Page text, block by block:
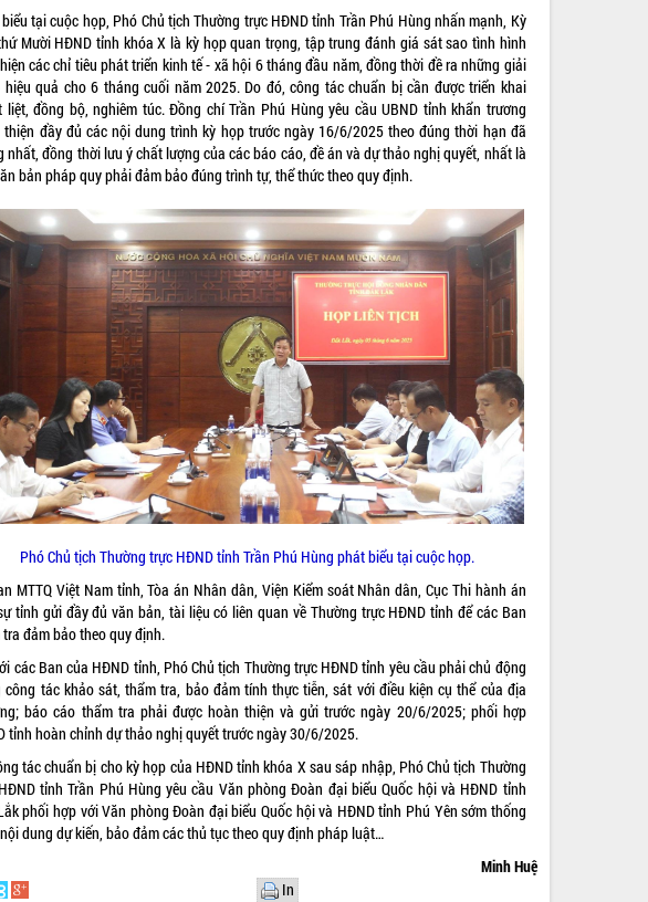
tại cuộc họp, Phó Chủ tịch Thường trực HĐND tỉnh Trần Phú Hùng nhấn mạnh, Kỳ
Mười HĐND tỉnh khóa X là kỳ họp quan trọng, tập trung đánh giá sát sao tình hình
các chỉ tiêu phát triển kinh tế - xã hội 6 tháng đầu năm, đồng thời đề ra những giải
hiệu quả cho 6 tháng cuối năm 2025. Do đó, công tác chuẩn bị cần được triển khai
liệt, đồng bộ, nghiêm túc. Đồng chí Trần Phú Hùng yêu cầu UBND tỉnh khẩn trương
thiện đầy đủ các nội dung trình kỳ họp trước ngày 16/6/2025 theo đúng thời hạn đã
nhất, đồng thời lưu ý chất lượng của các báo cáo, đề án và dự thảo nghị quyết, nhất là
bản pháp quy phải đảm bảo đúng trình tự, thể thức theo quy định.
Phó Chủ tịch Thường trực HĐND tỉnh Trần Phú Hùng phát biểu tại cuộc họp.
MTTQ Việt Nam tỉnh, Tòa án Nhân dân, Viện Kiểm soát Nhân dân, Cục Thi hành án
tỉnh gửi đầy đủ văn bản, tài liệu có liên quan về Thường trực HĐND tỉnh để các Ban
đảm bảo theo quy định.
các Ban của HĐND tỉnh, Phó Chủ tịch Thường trực HĐND tỉnh yêu cầu phải chủ động
công tác khảo sát, thẩm tra, bảo đảm tính thực tiễn, sát với điều kiện cụ thể của địa
báo cáo thẩm tra phải được hoàn thiện và gửi trước ngày 20/6/2025; phối hợp
tỉnh hoàn chỉnh dự thảo nghị quyết trước ngày 30/6/2025.
tác chuẩn bị cho kỳ họp của HĐND tỉnh khóa X sau sáp nhập, Phó Chủ tịch Thường
tỉnh Trần Phú Hùng yêu cầu Văn phòng Đoàn đại biểu Quốc hội và HĐND tỉnh
phối hợp với Văn phòng Đoàn đại biểu Quốc hội và HĐND tỉnh Phú Yên sớm thống
dung dự kiến, bảo đảm các thủ tục theo quy định pháp luật…
Minh Huệ
In